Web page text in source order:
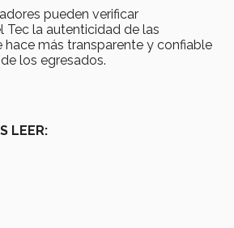
pueden verificar
Tec la autenticidad de las
hace más transparente y confiable
los egresados.
LEER: